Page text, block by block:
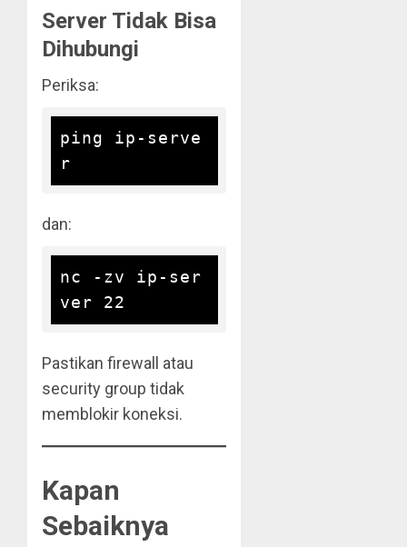
Server Tidak Bisa
Dihubungi
Periksa:
ping ip-serve
dan:
nc -zv ip-ser
Pastikan firewall atau
security group tidak
memblokir koneksi.
Kapan
Sebaiknya